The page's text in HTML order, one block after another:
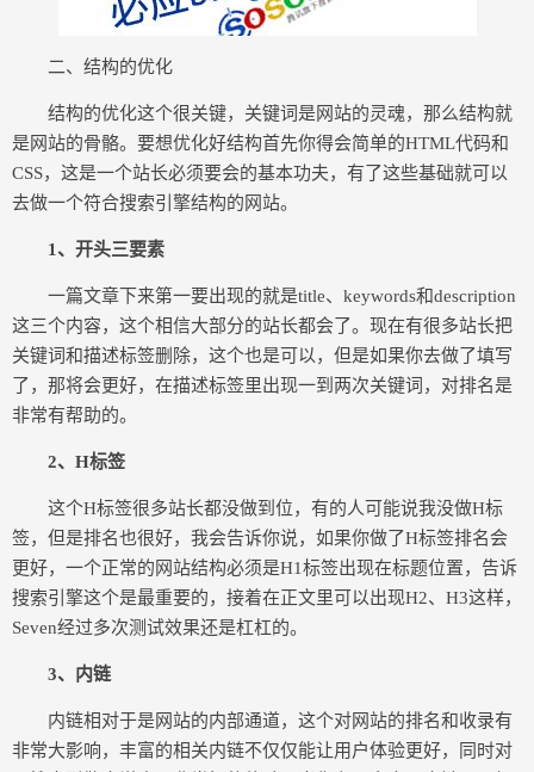
二、结构的优化
结构的优化这个很关键，关键词是网站的灵魂，那么结构就
是网站的骨骼。要想优化好结构首先你得会简单的HTML代码和
CSS，这是一个站长必须要会的基本功夫，有了这些基础就可以
去做一个符合搜索引擎结构的网站。
1、开头三要素
一篇文章下来第一要出现的就是title、keywords和description
这三个内容，这个相信大部分的站长都会了。现在有很多站长把
关键词和描述标签删除，这个也是可以，但是如果你去做了填写
了，那将会更好，在描述标签里出现一到两次关键词，对排名是
非常有帮助的。
2、H标签
这个H标签很多站长都没做到位，有的人可能说我没做H标
签，但是排名也很好，我会告诉你说，如果你做了H标签排名会
更好，一个正常的网站结构必须是H1标签出现在标题位置，告诉
搜索引擎这个是最重要的，接着在正文里可以出现H2、H3这样，
Seven经过多次测试效果还是杠杠的。
3、内链
内链相对于是网站的内部通道，这个对网站的排名和收录有
非常大影响，丰富的相关内链不仅仅能让用户体验更好，同时对